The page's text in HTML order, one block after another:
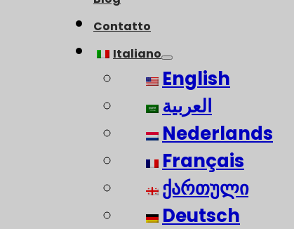
Contatto
Italiano
English
العربية
Nederlands
Français
ქართული
Deutsch